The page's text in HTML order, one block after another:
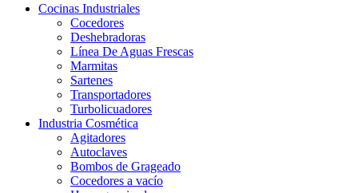
Cocinas Industriales
Cocedores
Deshebradoras
Línea De Aguas Frescas
Marmitas
Sartenes
Transportadores
Turbolicuadores
Industria Cosmética
Agitadores
Autoclaves
Bombos de Grageado
Cocedores a vacío